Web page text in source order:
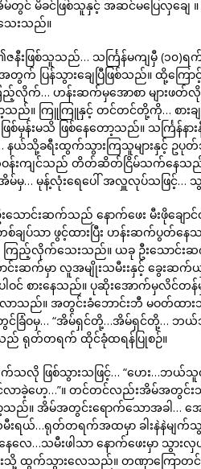
မ်တွင် မိခင်ဖြစ်သူနှင့် အဆင်မပြေလှခ
ေးသည်။
ဇနီးဖြစ်သူသည်… သင်္ကြန်မကျမှီ (၁
က် ပြန်သွားချေပြီဖြစ်သည်။ ထို့ကြ
ြည့်လိုက်… ဟန်းဆက်မှအောစာ များဖတ်
သည်။ ကြူကြူနှင့် တင်တင်တို့ကို… စားချင်
ြစ်မှန်းမသိ ဖြစ်နေတော့သည်။ သင်္ကြန်
နယ်သို့ခရီးထွက်သွားကြသူများနှင့် ဥပု
းကျင်သည် တိတ်ဆိတ်ငြိမ်သက်နေသည်
အိမ်မှ… မုန့်လုံးရေပေါ် အလှူလုပ်သဖြ
ောင်းဆက်သည် နောက်ဖေး မီးဖိုချော
စ်ချပ်သာ ဖွင့်ထားပြီး ဟန်းဆက်ပွတ်န
ကြည့်လိုက်သေးသည်။ ယခု ဦးသောင်း
ာင်းဆက်မှာ လူအမျိုးသမီးးနှင့် ခွေးဆ
ါဝင် စားနေသည်။ ပုဆိုးအောက်မှလိင်
ာသည်။ အတွင်းခံဘောင်းဘီ မဝတ်ထာ
ခြံဝမှ… “အိမ်ရှင်တို့…အိမ်ရှင်တို့… ဘယ်သူ
ည် ရုတ်တရက် ထိုင်ခုံထရန်ပြုစဉ်။
က်သလို ဖြစ်သွားသဖြင့်… “ဟေး…ဘ
လာခဲ့ဟေ့…”။ တင်တင်လည်းအိမ်အတွင်း
ည်။ အိမ်အတွင်းရောက်သောအခါ… အေ
မီးရယ်…ရုတ်တရက်အထမှာ ခါးနဲနဲမျက်
လေ…သမီးဖါသာ နောက်ဖေးမှာ သွာ
းသို့ ထွက်သွားလေသည်။ တဏှာကြောတ